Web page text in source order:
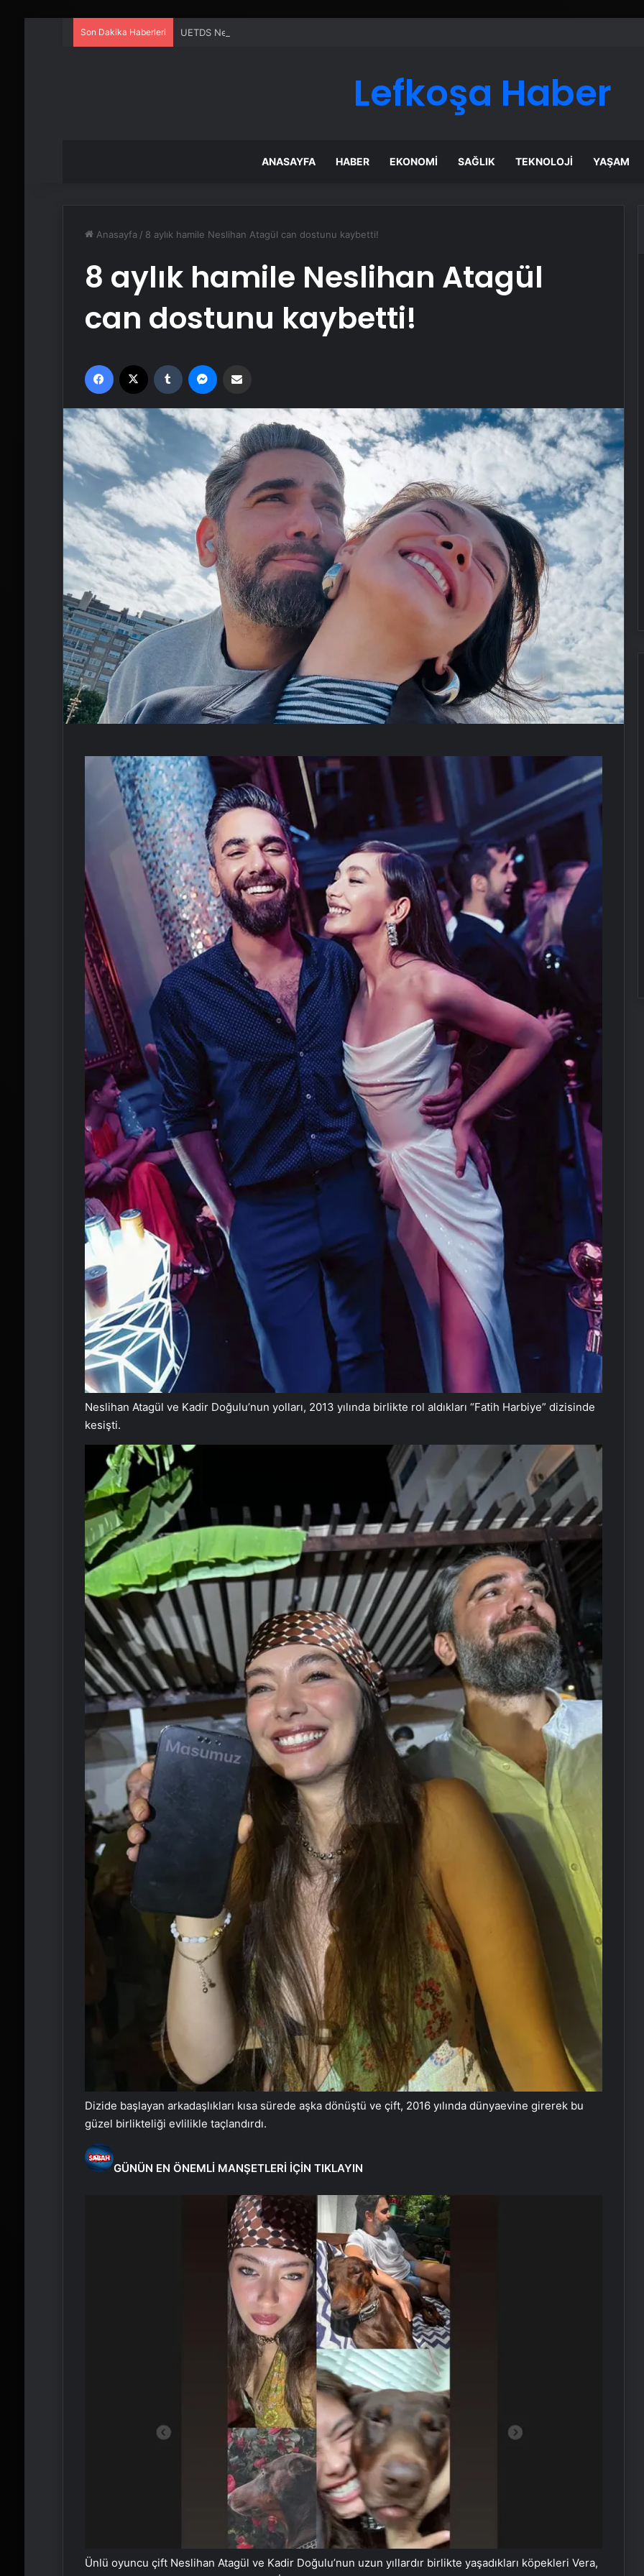
Son Dakika Haberleri UETDS Nedir ? Uetds.com İle Akıllı Dijital Taşımacılık Yazılımı
Lefkoşa Haber
ANASAYFA HABER EKONOMI SAĞLIK TEKNOLOJI YAŞAM
Anasayfa / 8 aylık hamile Neslihan Atagül can dostunu kaybetti!
8 aylık hamile Neslihan Atagül
can dostunu kaybetti!
Facebook Tumblr
Neslihan Atagül ve Kadir Doğulu’nun yolları, 2013 yılında birlikte rol aldıkları “Fatih Harbiye” dizisinde
kesişti.
Dizide başlayan arkadaşlıkları kısa sürede aşka dönüştü ve çift, 2016 yılında dünyaevine girerek bu
güzel birlikteliği evlilikle taçlandırdı.
GÜNÜN EN ÖNEMLİ MANŞETLERİ İÇİN TIKLAYIN
Ünlü oyuncu çift Neslihan Atagül ve Kadir Doğulu’nun uzun yıllardır birlikte yaşadıkları köpekleri Vera,